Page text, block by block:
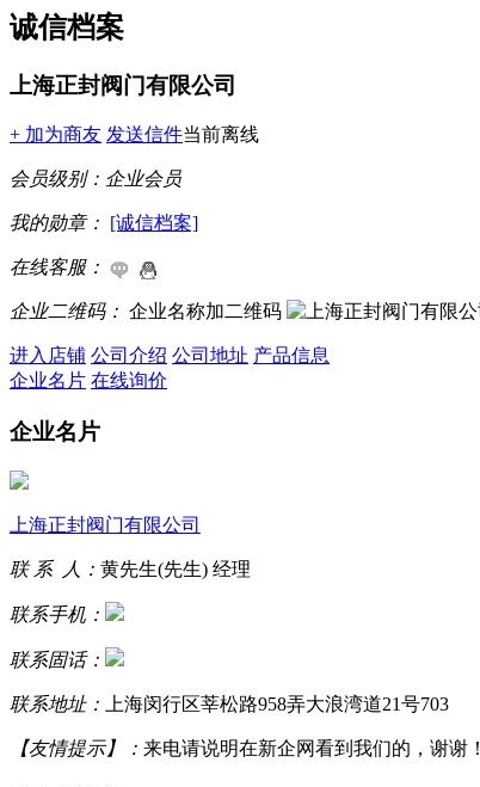
诚信档案
上海正封阀门有限公司
+ 加为商友 发送信件当前离线
会员级别： 企业会员
我的勋章： [诚信档案]
在线客服：
企业二维码： 企业名称加二维码
进入店铺 公司介绍 公司地址 产品信息
企业名片 在线询价
企业名片
上海正封阀门有限公司
联 系 人： 黄先生(先生) 经理
联系手机：
联系固话：
联系地址： 上海闵行区莘松路958弄大浪湾道21号703
【友情提示】： 来电请说明在新企网看到我们的，谢谢！